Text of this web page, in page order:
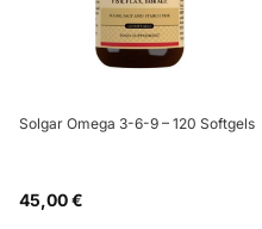
Solgar Omega 3-6-9 – 120 Softgels
45,00 €